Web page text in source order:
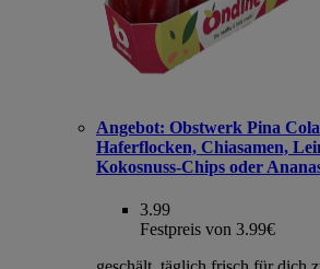
Angebot: Obstwerk Pina
Haferflocken, Chiasamen,
Kokosnuss-Chips oder
3.99
Festpreis von 3.99€